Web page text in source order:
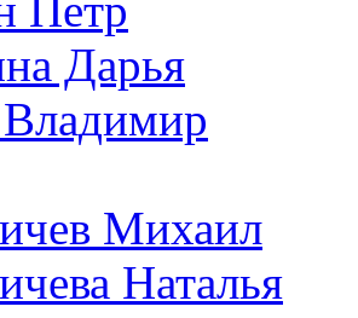
Петр
Дарья
Михаил
Наталья